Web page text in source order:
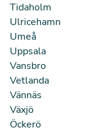
Tidaholm
Ulricehamn
Umeå
Uppsala
Vansbro
Vetlanda
Vännäs
Växjö
Öckerö